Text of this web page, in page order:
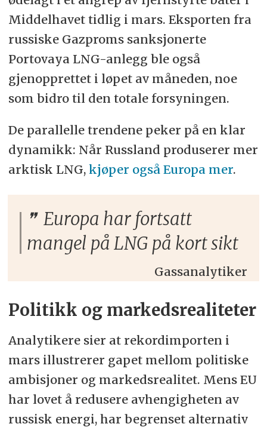
Middelhavet tidlig i mars. Eksporten fra
russiske Gazproms sanksjonerte
Portovaya LNG-anlegg ble også
gjenopprettet i løpet av måneden, noe
som bidro til den totale forsyningen.
De parallelle trendene peker på en klar
dynamikk: Når Russland produserer mer
arktisk LNG, kjøper også Europa mer.
Europa har fortsatt
mangel på LNG på kort sikt
Gassanalytiker
Politikk og markedsrealiteter
Analytikere sier at rekordimporten i
mars illustrerer gapet mellom politiske
ambisjoner og markedsrealitet. Mens EU
har lovet å redusere avhengigheten av
russisk energi, har begrenset alternativ